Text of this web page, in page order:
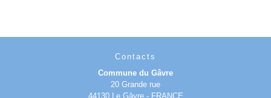
Contacts
Commune du Gâvre
20 Grande rue
44130 Le Gâvre - FRANCE